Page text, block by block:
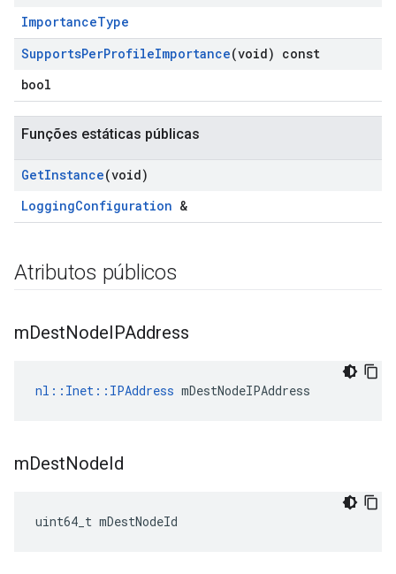
ImportanceType
SupportsPerProfileImportance(void) const
bool
Funções estáticas públicas
GetInstance(void)
LoggingConfiguration &
Atributos públicos
mDestNodeIPAddress
nl::Inet::IPAddress mDestNodeIPAddress
mDestNodeId
uint64_t mDestNodeId